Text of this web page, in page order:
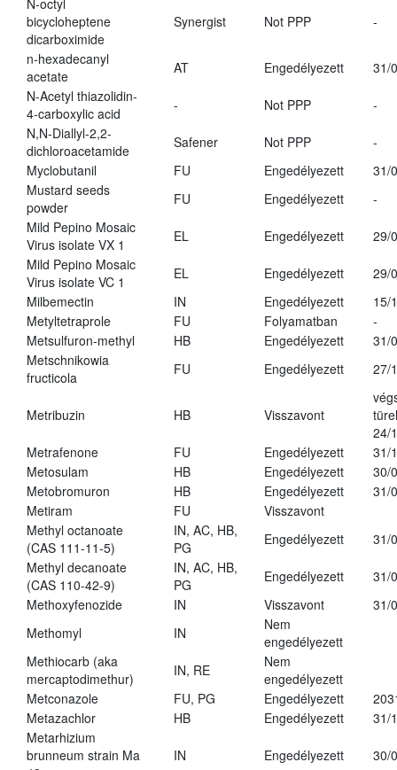
N-octyl
bicycloheptene
dicarboximide
Synergist Not PPP -
n-hexadecanyl
acetate
AT Engedélyezett
31/
N-Acetyl thiazolidin-
4-carboxylic acid
- Not PPP
-
N,N-Diallyl-2,2-
dichloroacetamide
Safener Not PPP
-
Myclobutanil
FU Engedélyezett
31/
Mustard seeds
powder
FU Engedélyezett
-
Mild Pepino Mosaic
Virus isolate VX 1
EL Engedélyezett
29/
Mild Pepino Mosaic
Virus isolate VC 1
EL Engedélyezett
29/
Milbemectin
IN Engedélyezett
15/
Metyltetraprole
FU Folyamatban
-
Metsulfuron-methyl
HB Engedélyezett
31/
Metschnikowia
fructicola
FU Engedélyezett 27/
Metribuzin HB Visszavont
24/
Metrafenone
FU Engedélyezett
31/
Metosulam
HB Engedélyezett
30/
Metobromuron
HB Engedélyezett
31/
Metiram
FU
Visszavont
Methyl octanoate
(CAS 111-11-5)
IN, AC, HB,
PG
Engedélyezett
31/
Methyl decanoate
(CAS 110-42-9)
IN, AC, HB,
PG
Engedélyezett
31/
Methoxyfenozide
IN Visszavont
31/
Methomyl
IN
Nem
engedélyezett
Methiocarb (aka
mercaptodimethur)
IN, RE
Nem
engedélyezett
Metconazole
FU, PG Engedélyezett
Metazachlor
HB Engedélyezett
31/
Metarhizium
brunneum strain Ma
IN Engedélyezett 30/